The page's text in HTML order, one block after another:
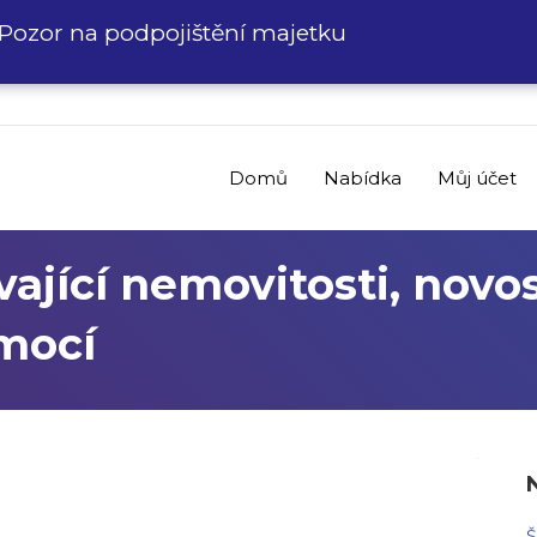
Domů Nabídka Můj účet
nemovitosti,
na podpojištění majetku